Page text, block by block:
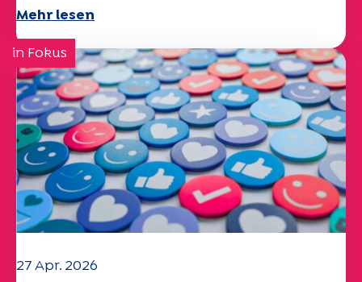
Mehr lesen
in Fokus
27 Apr. 2026